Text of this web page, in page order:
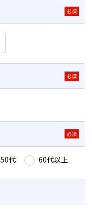
必須
必須
必須
50代 60代以上